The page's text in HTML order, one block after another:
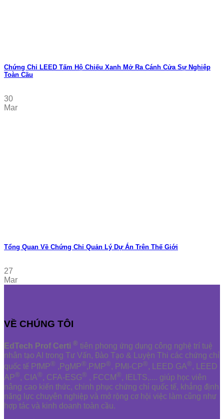
Chứng Chỉ LEED Tấm Hộ Chiếu Xanh Mở Ra Cánh Cửa Sự Nghiệp
Toàn Cầu
30
Mar
Tổng Quan Về Chứng Chỉ Quản Lý Dự Án Trên Thế Giới
27
Mar
VỀ CHÚNG TÔI
EdTech Prof Certi ® tiên phong ứng dụng công nghệ trí tuệ
nhân tạo AI trong Tư Vấn, Đào Tạo & Luyện Thi các chứng chỉ
quốc tế PfMP® ,PgMP®,PMP®, PMI-CP®, LEED GA®, LEED
AP®, CIA®, CFA-ESG® , FCCM®, IELTS,.... giúp học viên
nâng cao kiến thức, chinh phục chứng chỉ quốc tế, khẳng định
năng lực chuyên nghiệp và mở rộng cơ hội việc làm cũng như
hợp tác và kinh doanh toàn cầu.